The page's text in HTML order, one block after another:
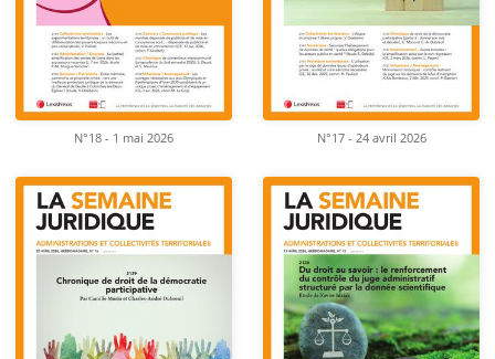
N°18 - 1 mai 2026 N°17 - 24 avril 2026